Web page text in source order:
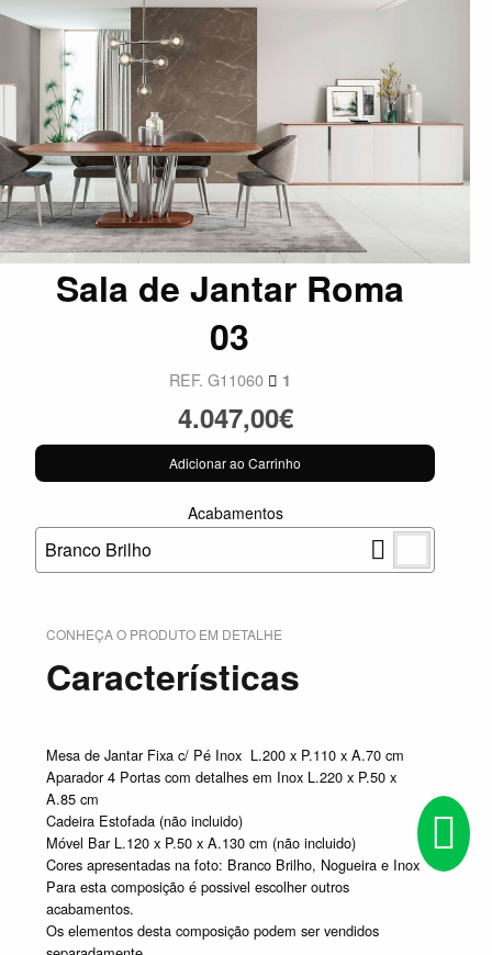
Sala de Jantar Roma
03
REF. G11060 1
4.047,00€
Adicionar ao Carrinho
Acabamentos
Branco Brilho
CONHEÇA O PRODUTO EM DETALHE
Características
Mesa de Jantar Fixa c/ Pé Inox L.200 x P.110 x A.70 cm
Aparador 4 Portas com detalhes em Inox L.220 x P.50 x
A.85 cm
Cadeira Estofada (não incluido)
Móvel Bar L.120 x P.50 x A.130 cm (não incluido)
Cores apresentadas na foto: Branco Brilho, Nogueira e Inox
Para esta composição é possivel escolher outros
acabamentos.
Os elementos desta composição podem ser vendidos